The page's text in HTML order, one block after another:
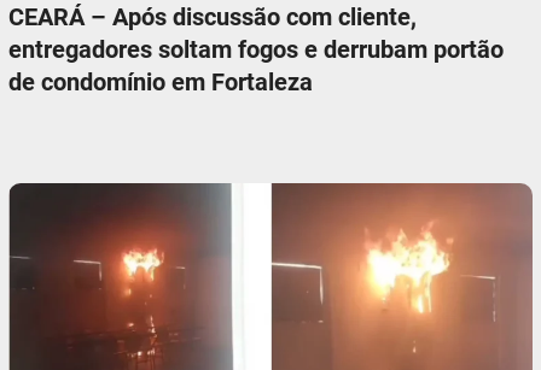
CEARÁ – Após discussão com cliente,
entregadores soltam fogos e derrubam portão
de condomínio em Fortaleza